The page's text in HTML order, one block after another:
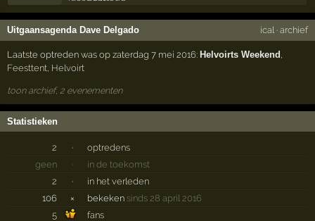
Uitgaansagenda Dave Delgado ical· archief
Laatste optreden was op zaterdag 7 mei 2016: Helvoirts Weekend
Feesttent Helvoirt
toon archief, 2 evenementen
Statistieken
2 ·
optredens
geen
·
in de toekomst
2
·
in het verleden
106
× bekeken sinds 28 april 2016
5
fans